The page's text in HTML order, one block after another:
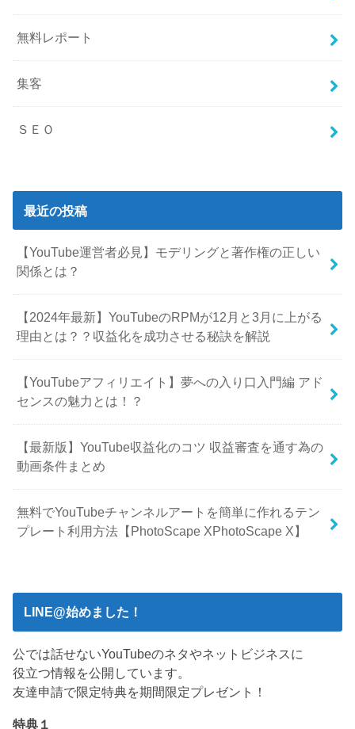
無料レポート
集客
ＳＥＯ
最近の投稿
【YouTube運営者必見】モデリングと著作権の正しい
関係とは？
【2024年最新】YouTubeのRPMが12月と3月に上がる
理由とは？？収益化を成功させる秘訣を解説
【YouTubeアフィリエイト】夢への入り口入門編 アド
センスの魅力とは！？
【最新版】YouTube収益化のコツ 収益審査を通す為の
動画条件まとめ
無料でYouTubeチャンネルアートを簡単に作れるテン
プレート利用方法【PhotoScape XPhotoScape X】
LINE@始めました！
公では話せないYouTubeのネタやネットビジネスに
役立つ情報を公開しています。
友達申請で限定特典を期間限定プレゼント！
特典１